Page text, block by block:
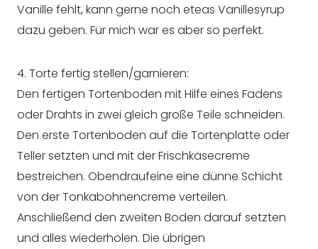
Vanille fehlt, kann gerne noch eteas Vanillesyrup
dazu geben. Für mich war es aber so perfekt.
4. Torte fertig stellen/garnieren:
Den fertigen Tortenboden mit Hilfe eines Fadens
oder Drahts in zwei gleich große Teile schneiden.
Den erste Tortenboden auf die Tortenplatte oder
Teller setzten und mit der Frischkäsecreme
bestreichen. Obendraufeine eine dünne Schicht
von der Tonkabohnencreme verteilen.
Anschließend den zweiten Boden darauf setzten
und alles wiederholen. Die übrigen